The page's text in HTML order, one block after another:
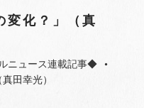
変化？」（真
ニュース連載記事◆ fiber_manual_record
田幸光）